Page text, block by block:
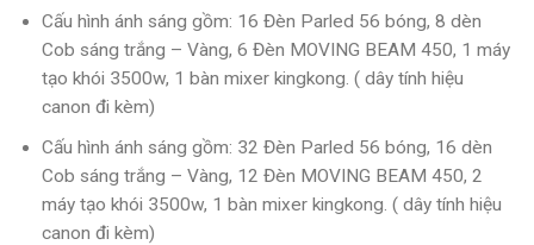
Cấu hình ánh sáng gồm: 16 Đèn Parled 56 bóng, 8 dèn
Cob sáng trắng – Vàng, 6 Đèn MOVING BEAM 450, 1 máy
tạo khói 3500w, 1 bàn mixer kingkong. ( dây tính hiệu
canon đi kèm)
Cấu hình ánh sáng gồm: 32 Đèn Parled 56 bóng, 16 dèn
Cob sáng trắng – Vàng, 12 Đèn MOVING BEAM 450, 2
máy tạo khói 3500w, 1 bàn mixer kingkong. ( dây tính hiệu
canon đi kèm)